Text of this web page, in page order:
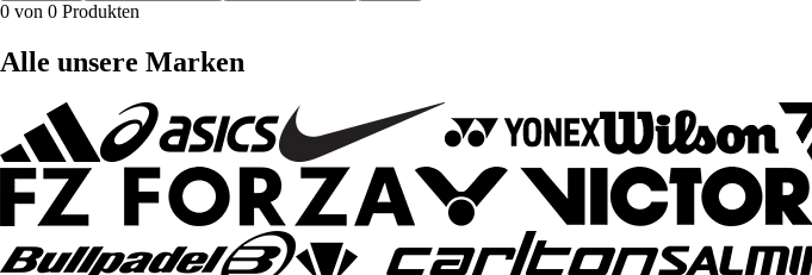
0 von 0 Produkten
Alle unsere Marken